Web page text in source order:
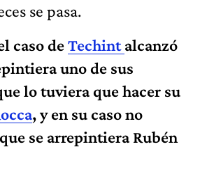
se pasa.
caso deTechintalcanzó
uno de sus
lo tuviera que hacer su
, y en su caso no
se arrepintiera Rubén